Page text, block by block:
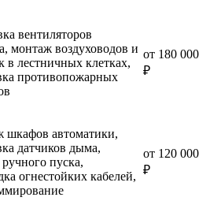
вентиляторов
монтаж воздуховодов и
в лестничных клетках,
противопожарных
от 180 000
₽
шкафов автоматики,
датчиков дыма,
пуска,
огнестойких кабелей,
от 120 000
₽